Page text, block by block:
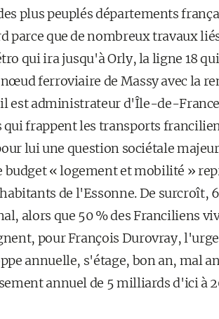
plus peuplés départements
que de nombreux travaux
qui ira jusqu'à Orly, la ligne 18
ferroviaire de Massy avec la
il est administrateur d'Île-de-
frappent les transports
lui une question sociétale
« logement et mobilité »
de l'Essonne. De surcroît,
alors que 50 % des Franciliens
pour François Durovray,
annuelle, s'étage, bon an, mal
annuel de 5 milliards d'ici à